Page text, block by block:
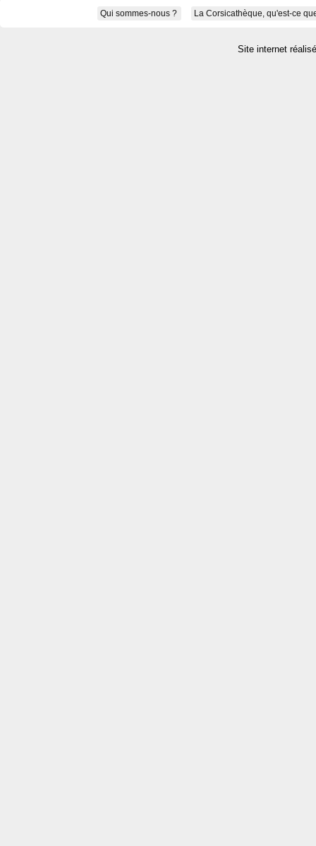
Qui sommes-nous ? La Corsicathèque, qu'est-ce
Site internet